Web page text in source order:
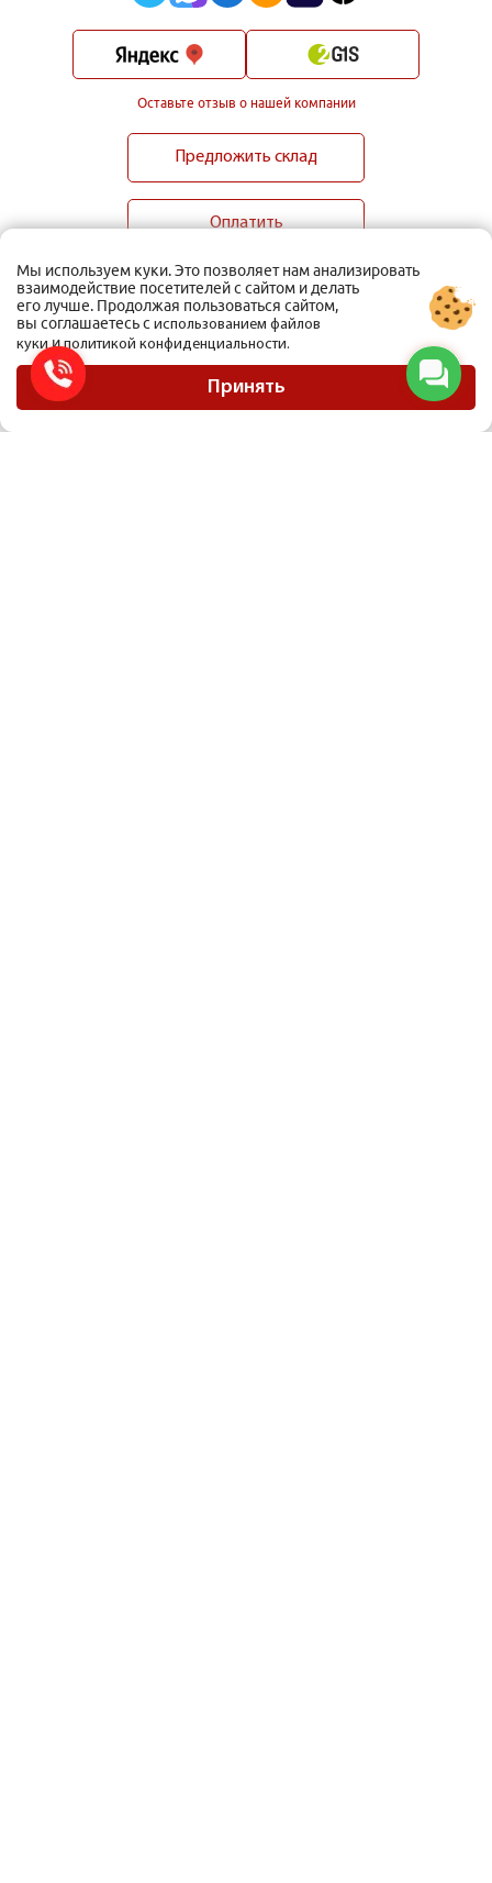
Оставьте отзыв о нашей компании
Предложить склад
Оплатить
Карта сайта
Политика конфиденциальности
Материалы, размещенные на сайте, не являются публичной офертой
Мы используем куки. Это позволяет нам анализировать
взаимодействие посетителей с сайтом и делать
его лучше. Продолжая пользоваться сайтом,
вы соглашаетесь с использованием файлов
кукииполитикой конфиденциальности.
Принять